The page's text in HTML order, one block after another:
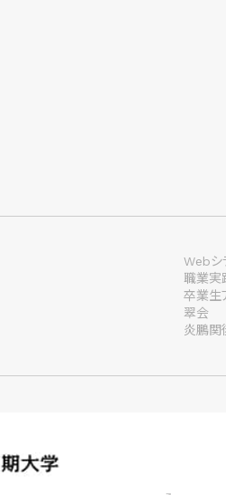
Webシ
職業実
卒業生
翠会
炎鵬関